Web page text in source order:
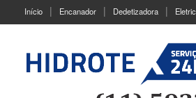
Início Encanador Dedetizadora